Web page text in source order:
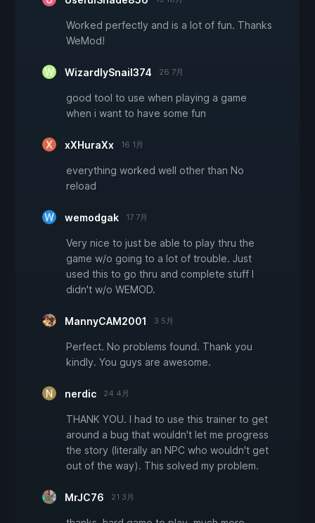
Worked perfectly and is a lot of fun. Thanks
WeMod!
WizardlySnail374 26 7月
good tool to use when playing a game
when i want to have some fun
xXHuraXx 16 1月
everything worked well other than No
reload
wemodgak 17 7月
Very nice to just be able to play thru the
game w/o going to a lot of trouble. Just
used this to go thru and complete stuff I
didn't w/o WEMOD.
MannyCAM2001 3 5月
Perfect. No problems found. Thank you
kindly. You guys are awesome.
nerdic 24 4月
THANK YOU. I had to use this trainer to get
around a bug that wouldn't let me progress
the story (literally an NPC who wouldn't get
out of the way). This solved my problem.
MrJC76 21 3月